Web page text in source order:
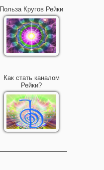
Польза Кругов Рейки
Как стать каналом
Рейки?